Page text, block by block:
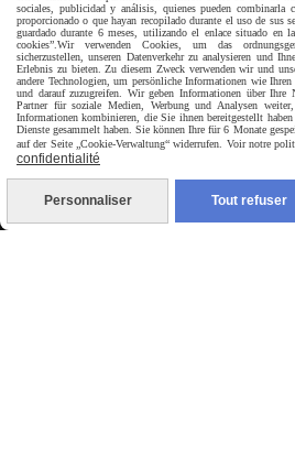
livraison en point
sociales, publicidad y análisis, quienes pueden combinarla
proporcionado o que hayan recopilado durante el uso de sus
guardado durante 6 meses, utilizando el enlace situado en
cookies”. Wir verwenden Cookies, um das
sicherzustellen, unseren Datenverkehr zu analysieren und
Erlebnis zu bieten. Zu diesem Zweck verwenden wir und
andere Technologien, um persönliche Informationen wie
und darauf zuzugreifen. Wir geben Informationen über Ihre
Partner für soziale Medien, Werbung und Analysen
Informationen kombinieren, die Sie ihnen bereitgestellt
Dienste gesammelt haben. Sie können Ihre für 6 Monate
auf der Seite „Cookie-Verwaltung“ widerrufen. Voir notre
confidentialité
Personnaliser Tout refuser